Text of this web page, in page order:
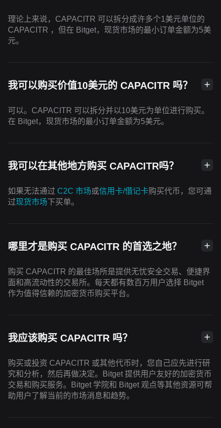
理论上来说，CAPACITR 可以拆分成许多个1美元单位的
CAPACITR ，但在 Bitget，现货市场的最小订单金额为5美
元。
我可以购买价值10美元的 CAPACITR 吗？
可以。CAPACITR 可以拆分并以10美元为单位进行购买。
在 Bitget，现货市场的最小订单金额为5美元。
我可以在其他地方购买 CAPACITR吗？
如果无法通过 C2C 市场或信用卡/借记卡购买代币，您可通
过现货市场下买单。
哪里才是购买 CAPACITR 的首选之地？
购买 CAPACITR 的最佳场所是提供无忧安全交易、便捷界
面和高流动性的交易所。每天都有数百万用户选择 Bitget
作为值得信赖的加密货币购买平台。
我应该购买 CAPACITR 吗？
购买或投资 CAPACITR 或其他代币时，您自己应先进行研
究和分析，然后再做决定。Bitget 提供用户友好的加密货币
交易和购买服务。Bitget 学院和 Bitget 观点等其他资源可帮
助用户了解当前的市场消息和趋势。